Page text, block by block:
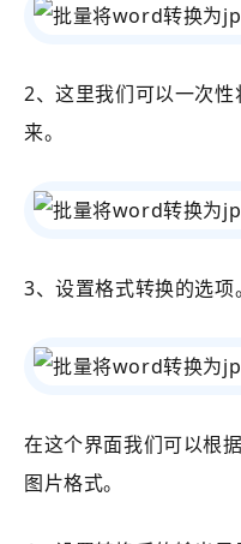
2、这里我们可以一次
来。
3、设置格式转换的选项。
在这个界面我们可以根
图片格式。